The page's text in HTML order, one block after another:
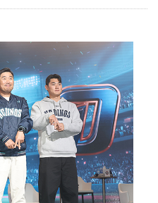
청문회부터 압수수색·심판 성접대 의혹까지…월드컵 탈락이…
박문성 "축구협회 성접대 의혹? 사실이면 국제 망신…사…
"기분 맞춰주려고" 축구협회, 외국인 심판 성접대 의혹…
폭로자 "황정민, 본인 말에 책임져야…내가 사생활에 초…